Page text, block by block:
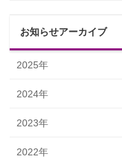
お知らせアーカイブ
2025年
2024年
2023年
2022年